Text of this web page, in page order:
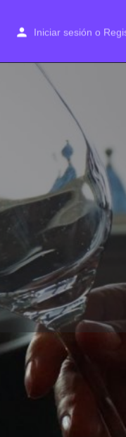
Iniciar sesión o